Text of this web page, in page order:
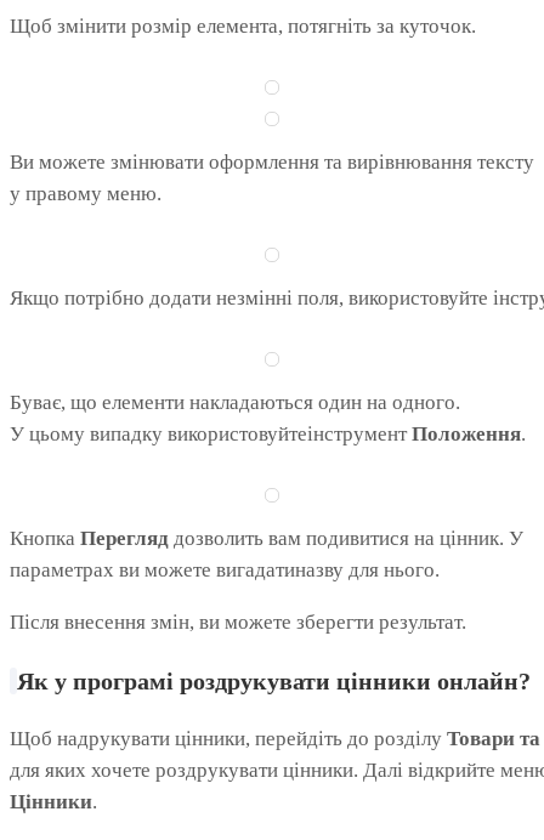
Щоб змінити розмір елемента, потягніть за куточок.
Ви можете змінювати оформлення та вирівнювання тексту
у правому меню.
Якщо потрібно додати незмінні поля, використовуйте
Буває, що елементи накладаються один на одного.
У цьому випадку використовуйтеінструментПоложення.
Кнопка Перегляд дозволить вам подивитися на цінник. У
параметрах ви можете вигадатиназву для нього.
Після внесення змін, ви можете зберегти результат.
Як у програмі роздрукувати цінники онлайн?
Щоб надрукувати цінники, перейдіть до розділу Товари
для яких хочете роздрукувати цінники. Далі відкрийте
Цінники.